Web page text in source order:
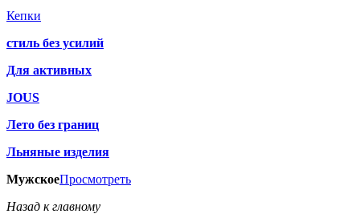
Кепки
стиль без усилий
Для активных
JOUS
Лето без границ
Льняные изделия
МужскоеПросмотреть
Назад к главному